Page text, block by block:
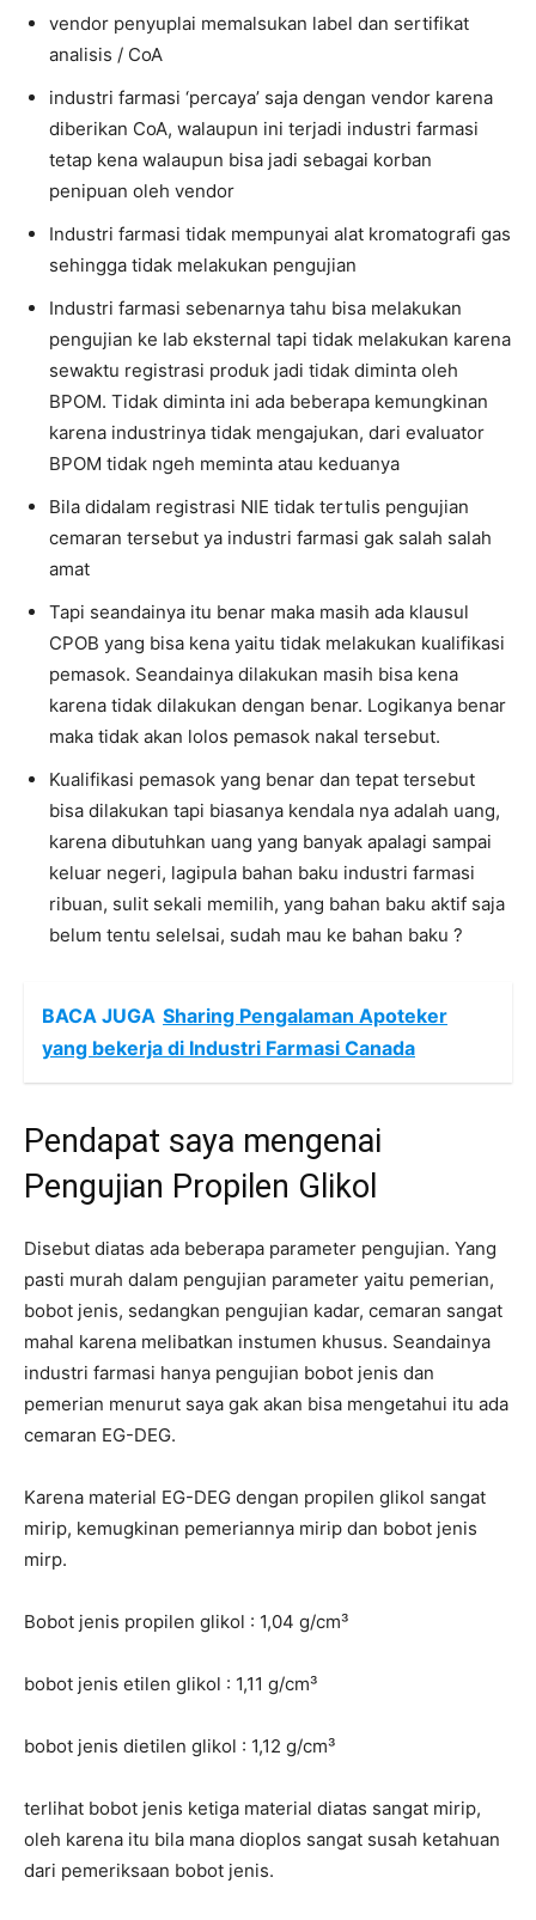
vendor penyuplai memalsukan label dan sertifikat
analisis / CoA
industri farmasi ‘percaya’ saja dengan vendor karena
diberikan CoA, walaupun ini terjadi industri farmasi
tetap kena walaupun bisa jadi sebagai korban
penipuan oleh vendor
Industri farmasi tidak mempunyai alat kromatografi gas
sehingga tidak melakukan pengujian
Industri farmasi sebenarnya tahu bisa melakukan
pengujian ke lab eksternal tapi tidak melakukan karena
sewaktu registrasi produk jadi tidak diminta oleh
BPOM. Tidak diminta ini ada beberapa kemungkinan
karena industrinya tidak mengajukan, dari evaluator
BPOM tidak ngeh meminta atau keduanya
Bila didalam registrasi NIE tidak tertulis pengujian
cemaran tersebut ya industri farmasi gak salah salah
amat
Tapi seandainya itu benar maka masih ada klausul
CPOB yang bisa kena yaitu tidak melakukan kualifikasi
pemasok. Seandainya dilakukan masih bisa kena
karena tidak dilakukan dengan benar. Logikanya benar
maka tidak akan lolos pemasok nakal tersebut.
Kualifikasi pemasok yang benar dan tepat tersebut
bisa dilakukan tapi biasanya kendala nya adalah uang,
karena dibutuhkan uang yang banyak apalagi sampai
keluar negeri, lagipula bahan baku industri farmasi
ribuan, sulit sekali memilih, yang bahan baku aktif saja
belum tentu selelsai, sudah mau ke bahan baku ?
BACA JUGA Sharing Pengalaman Apoteker
yang bekerja di Industri Farmasi Canada
Pendapat saya mengenai
Pengujian Propilen Glikol
Disebut diatas ada beberapa parameter pengujian. Yang
pasti murah dalam pengujian parameter yaitu pemerian,
bobot jenis, sedangkan pengujian kadar, cemaran sangat
mahal karena melibatkan instumen khusus. Seandainya
industri farmasi hanya pengujian bobot jenis dan
pemerian menurut saya gak akan bisa mengetahui itu ada
cemaran EG-DEG.
Karena material EG-DEG dengan propilen glikol sangat
mirip, kemugkinan pemeriannya mirip dan bobot jenis
mirp.
Bobot jenis propilen glikol : 1,04 g/cm³
bobot jenis etilen glikol : 1,11 g/cm³
bobot jenis dietilen glikol : 1,12 g/cm³
terlihat bobot jenis ketiga material diatas sangat mirip,
oleh karena itu bila mana dioplos sangat susah ketahuan
dari pemeriksaan bobot jenis.